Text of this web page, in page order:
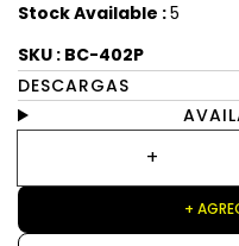
Stock Available :5
SKU : BC-402P
DESCARGAS
+